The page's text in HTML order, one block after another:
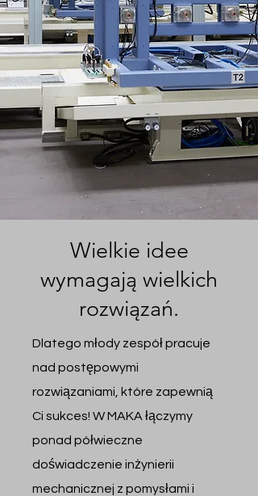
Wielkie idee
wymagają wielkich
rozwiązań.
Dlatego młody zespół pracuje
nad postępowymi
rozwiązaniami, które zapewnią
Ci sukces! W MAKA łączymy
ponad półwieczne
doświadczenie inżynierii
mechanicznej z pomysłami i